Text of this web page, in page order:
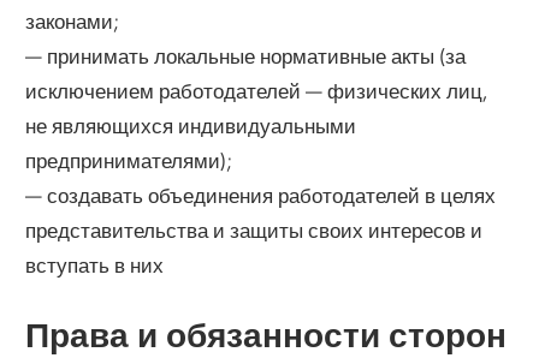
законами;
— принимать локальные нормативные акты (за
исключением работодателей — физических лиц,
не являющихся индивидуальными
предпринимателями);
— создавать объединения работодателей в целях
представительства и защиты своих интересов и
вступать в них
Права и обязанности сторон